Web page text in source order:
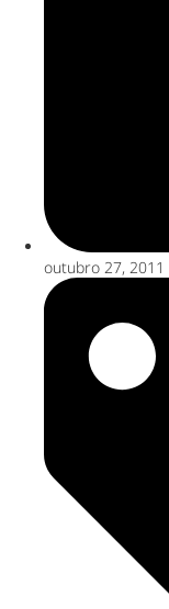
outubro 27, 2011